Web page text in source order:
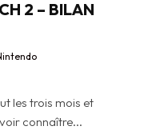
2 – BILAN
les trois mois et
connaître...